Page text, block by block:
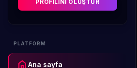
PROFILINI OLUŞTUR
PLATFORM
home Ana sayfa